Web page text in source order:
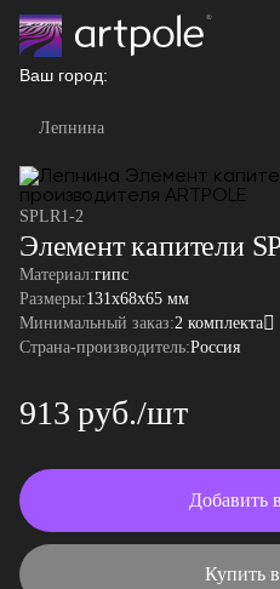
Ваш город:
Лепнина
SPLR1-2
Элемент капители
Материал:гипс
Размеры:131x68x65 мм
Минимальный заказ:2 комплекта
Страна-производитель:Россия
913 руб./шт
Добавить
Купить